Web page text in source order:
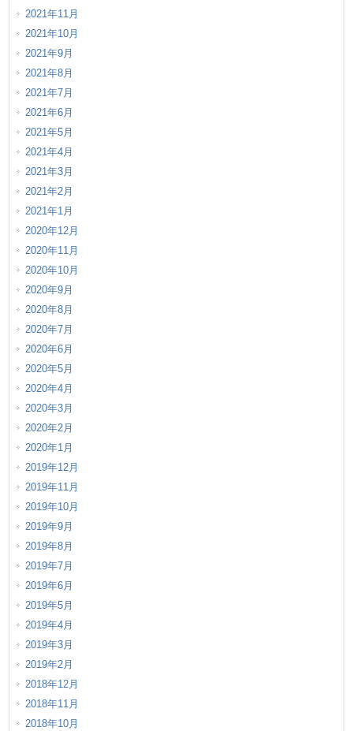
2021年11月
2021年10月
2021年9月
2021年8月
2021年7月
2021年6月
2021年5月
2021年4月
2021年3月
2021年2月
2021年1月
2020年12月
2020年11月
2020年10月
2020年9月
2020年8月
2020年7月
2020年6月
2020年5月
2020年4月
2020年3月
2020年2月
2020年1月
2019年12月
2019年11月
2019年10月
2019年9月
2019年8月
2019年7月
2019年6月
2019年5月
2019年4月
2019年3月
2019年2月
2018年12月
2018年11月
2018年10月